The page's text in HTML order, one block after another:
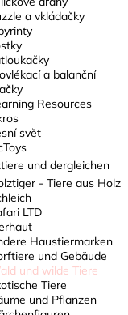
a vkládačky
a balanční
Resources
svět
und dergleichen
- Tiere aus Holz
LTD
Haustiermarken
und Gebäude
und wilde Tiere
Tiere
und Pflanzen